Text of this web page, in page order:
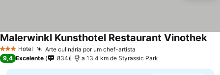
3 EstrelasHotel Arte culinária por um chef-artista
Malerwinkl Kunsthotel Restaurant Vinothek
9,4 Excelente 834 a 13.4 km de Styrassic Park